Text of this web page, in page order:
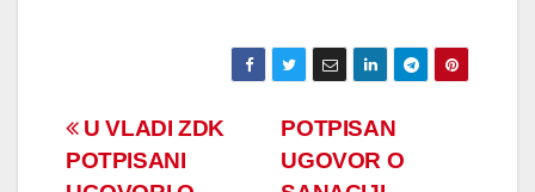
Navigacija
POTPISAN
UGOVOR O
U VLADI ZDK
POTPISANI